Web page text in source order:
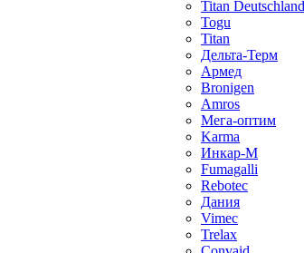
Titan
Togu
Titan
Дельта-Терм
Армед
Bronigen
Amros
Мега-оптим
Karma
Инкар-М
Fumagalli
Rebotec
Дания
Vimec
Trelax